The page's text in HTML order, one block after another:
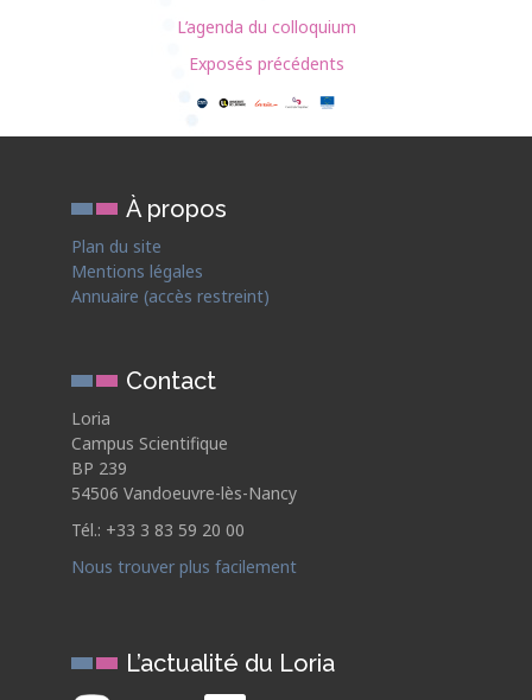
L’agenda du colloquium
Exposés précédents
À propos
Plan du site
Mentions légales
Annuaire (accès restreint)
Contact
Loria
Campus Scientifique
BP 239
54506 Vandoeuvre-lès-Nancy
Tél.: +33 3 83 59 20 00
Nous trouver plus facilement
L’actualité du Loria